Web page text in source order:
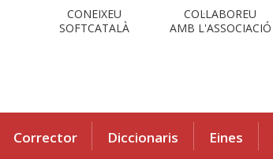
CONEIXEU
SOFTCATALÀ
COL·LABOREU
AMB L'ASSOCIACIÓ
Corrector Diccionaris Eines